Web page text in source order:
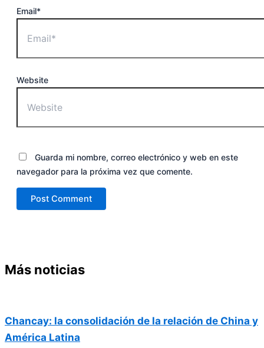
Email*
Website
Guarda mi nombre, correo electrónico y web en este
navegador para la próxima vez que comente.
Más noticias
Chancay: la consolidación de la relación de China y
América Latina